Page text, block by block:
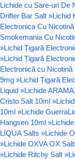
Lichide cu Sare-uri De
Drifter Bar Salt »Lichid
Electronica Cu Nicotină
Smokemania Cu
»Lichid Țigară
»Lichid Țigară
Electronică cu Nicotină
9mg »Lichid Țigară
Liquid »Lichide
Cristo Salt 10ml »
10ml »Lichide
Hangsen 10ml »
LIQUA Salts »Lichide
»Lichide OXVA OX
»Lichide Ritchy Salt »